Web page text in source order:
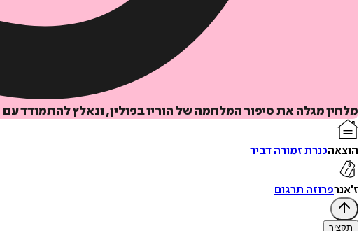
מלחין מגלה את סיפור המלחמה של הוריו בפולין, ונאלץ
הוצאהכנרת זמורה דביר
ז'אנרפרוזה תרגום
תקציר